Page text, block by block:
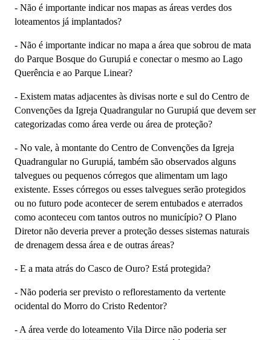
- Não é importante indicar nos mapas as áreas verdes dos
loteamentos já implantados?
- Não é importante indicar no mapa a área que sobrou de mata
do Parque Bosque do Gurupiá e conectar o mesmo ao Lago
Querência e ao Parque Linear?
- Existem matas adjacentes às divisas norte e sul do Centro de
Convenções da Igreja Quadrangular no Gurupiá que devem ser
categorizadas como área verde ou área de proteção?
- No vale, à montante do Centro de Convenções da Igreja
Quadrangular no Gurupiá, também são observados alguns
talvegues ou pequenos córregos que alimentam um lago
existente. Esses córregos ou esses talvegues serão protegidos
ou no futuro pode acontecer de serem entubados e aterrados
como aconteceu com tantos outros no município? O Plano
Diretor não deveria prever a proteção desses sistemas naturais
de drenagem dessa área e de outras áreas?
- E a mata atrás do Casco de Ouro? Está protegida?
- Não poderia ser previsto o reflorestamento da vertente
ocidental do Morro do Cristo Redentor?
- A área verde do loteamento Vila Dirce não poderia ser